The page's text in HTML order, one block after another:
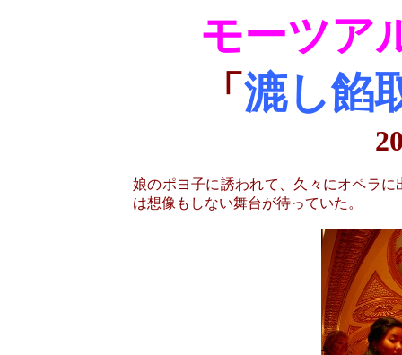
モーツア
「 漉し餡
娘のポヨ子に誘われて、久々にオペラ
は想像もしない舞台が待っていた。